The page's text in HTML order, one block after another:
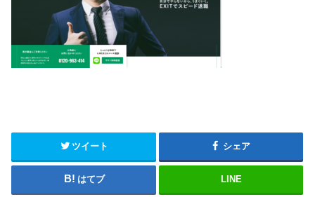
ツイート シェア
はてブ LINE